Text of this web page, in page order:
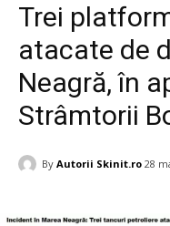
Trei
atacate de
Neagră, în
Strâmtorii
By Autorii Skinit.ro 28